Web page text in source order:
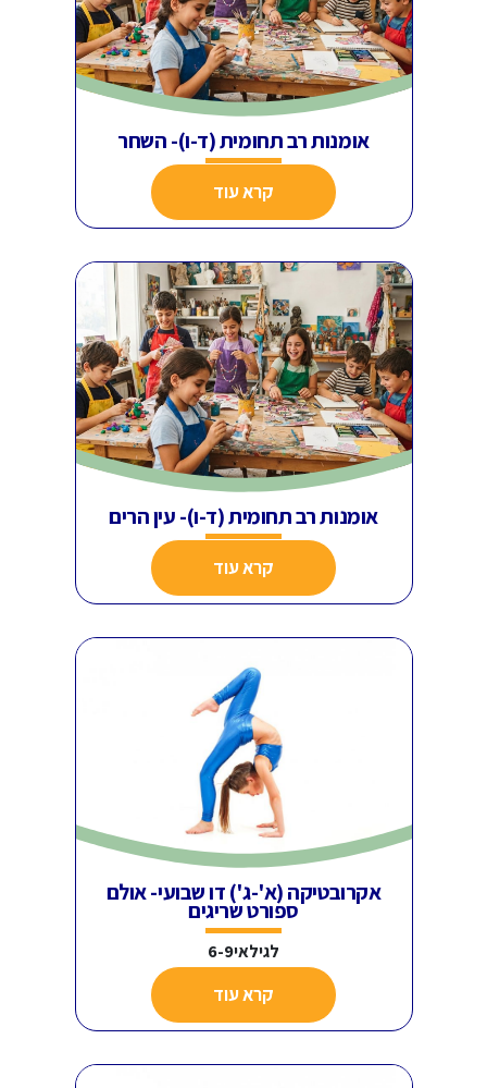
אומנות רב תחומית (ד-ו)- השחר
קרא עוד
אומנות רב תחומית (ד-ו)- עין הרים
קרא עוד
אקרובטיקה (א'-ג') דו שבועי- אולם
ספורט שריגים
לגילאי6-9
קרא עוד